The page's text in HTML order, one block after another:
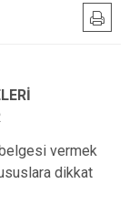
vermek
dikkat